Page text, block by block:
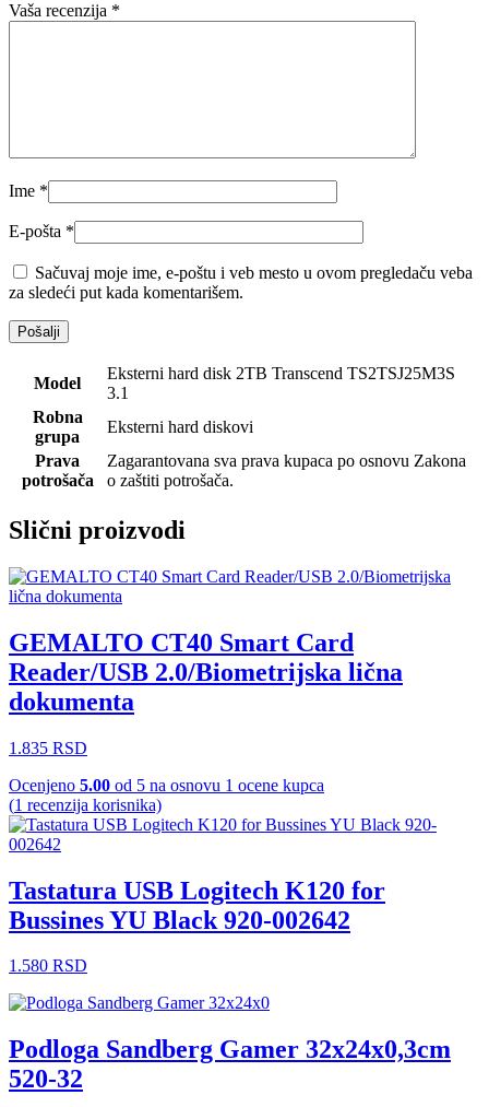
Vaša recenzija *
Ime *
E-pošta *
Sačuvaj moje ime, e-poštu i veb mesto u ovom pregledaču veba
za sledeći put kada komentarišem.
Model
Eksterni hard disk 2TB Transcend TS2TSJ25M3S
3.1
Robna
grupa
Eksterni hard diskovi
Prava
potrošača
Zagarantovana sva prava kupaca po osnovu Zakona
o zaštiti potrošača.
Slični proizvodi
GEMALTO CT40 Smart Card
Reader/USB 2.0/Biometrijska lična
dokumenta
1.835 RSD
Ocenjeno 5.00 od 5 na osnovu 1 ocene kupca
(1 recenzija korisnika)
Tastatura USB Logitech K120 for
Bussines YU Black 920-002642
1.580 RSD
Podloga Sandberg Gamer 32x24x0,3cm
520-32